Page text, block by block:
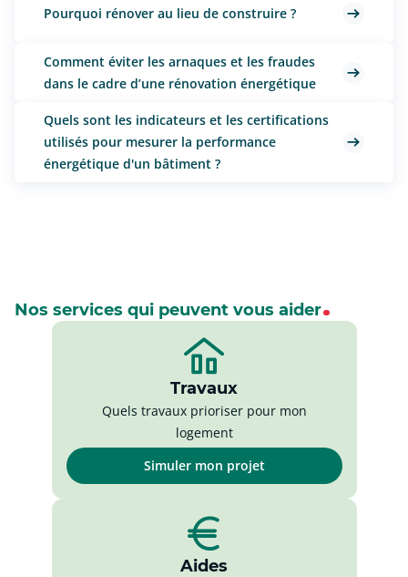
Pourquoi rénover au lieu de construire ?
Comment éviter les arnaques et les fraudes
dans le cadre d’une rénovation énergétique
Quels sont les indicateurs et les certifications
utilisés pour mesurer la performance
énergétique d'un bâtiment ?
Nos services qui peuvent vous aider
Travaux
Quels travaux prioriser pour mon
logement
Simuler mon projet
Aides